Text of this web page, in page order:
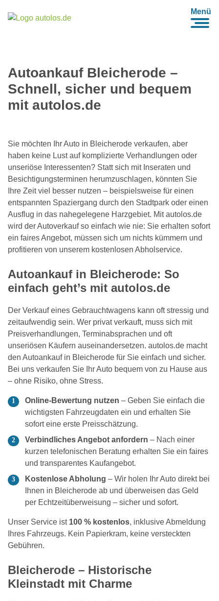
Menü
Autoankauf Bleicherode –
Schnell, sicher und bequem
mit autolos.de
Sie möchten Ihr Auto in Bleicherode verkaufen, aber
haben keine Lust auf komplizierte Verhandlungen oder
unseriöse Interessenten? Statt sich mit Inseraten und
Besichtigungsterminen herumzuschlagen, könnten Sie
Ihre Zeit viel besser nutzen – beispielsweise für einen
entspannten Spaziergang durch den Stadtpark oder einen
Ausflug in das nahegelegene Harzgebiet. Mit autolos.de
wird der Autoverkauf so einfach wie nie: Sie erhalten sofort
ein faires Angebot, müssen sich um nichts kümmern und
profitieren von unserem kostenlosen Abholservice.
Autoankauf in Bleicherode: So
einfach geht’s mit autolos.de
Der Verkauf eines Gebrauchtwagens kann oft stressig und
zeitaufwendig sein. Wer privat verkauft, muss sich mit
Preisverhandlungen, Terminabsprachen und oft
unseriösen Käufern auseinandersetzen. autolos.de macht
den Autoankauf in Bleicherode für Sie einfach und sicher.
Bei uns verkaufen Sie Ihr Auto bequem von zu Hause aus
– ohne Risiko, ohne Stress.
Online-Bewertung nutzen – Geben Sie einfach die
wichtigsten Fahrzeugdaten ein und erhalten Sie
sofort eine erste Preisschätzung.
Verbindliches Angebot anfordern – Nach einer
kurzen telefonischen Beratung erhalten Sie ein faires
und transparentes Kaufangebot.
Kostenlose Abholung – Wir holen Ihr Auto direkt bei
Ihnen in Bleicherode ab und überweisen das Geld
per Echtzeitüberweisung – sicher und sofort.
Unser Service ist 100 % kostenlos, inklusive Abmeldung
Ihres Fahrzeugs. Kein Papierkram, keine versteckten
Gebühren.
Bleicherode – Historische
Kleinstadt mit Charme